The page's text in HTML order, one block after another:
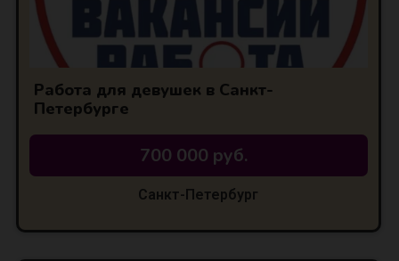
Работа для девушек в Санкт-
Петербурге
700 000 руб.
Санкт-Петербург